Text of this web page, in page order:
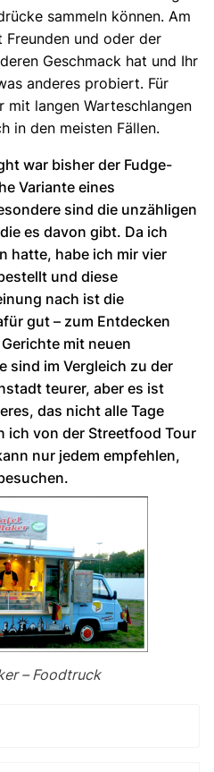
sammeln können. Am
und oder der
Geschmack hat und Ihr
anderes probiert. Für
mit langen Warteschlangen
in den meisten Fällen.
war bisher der Fudge-
Variante eines
sind die unzähligen
es davon gibt. Da ich
hatte, habe ich mir vier
und diese
nach ist die
gut – zum Entdecken
mit neuen
sind im Vergleich zu der
teurer, aber es ist
das nicht alle Tage
ich von der Streetfood Tour
nur jedem empfehlen,
– Foodtruck